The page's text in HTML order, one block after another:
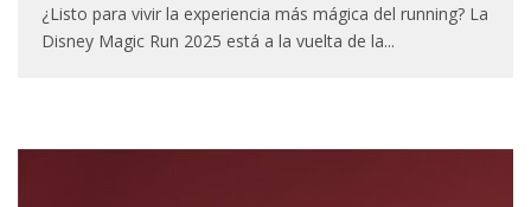
¿Listo para vivir la experiencia más mágica del running? La
Disney Magic Run 2025 está a la vuelta de la...